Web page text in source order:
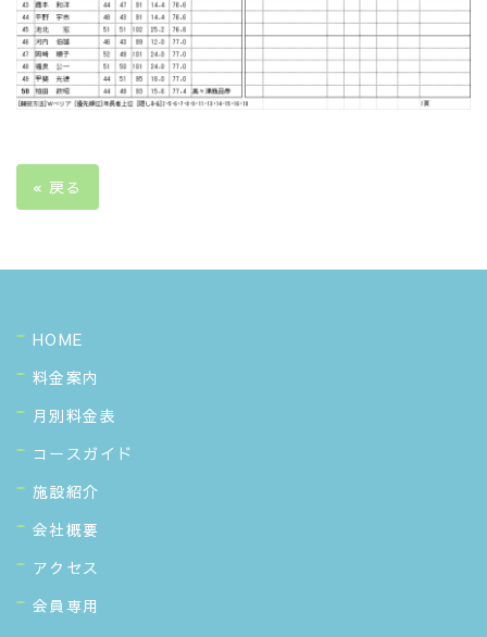
« 戻る
HOME
料金案内
月別料金表
コースガイド
施設紹介
会社概要
アクセス
会員専用